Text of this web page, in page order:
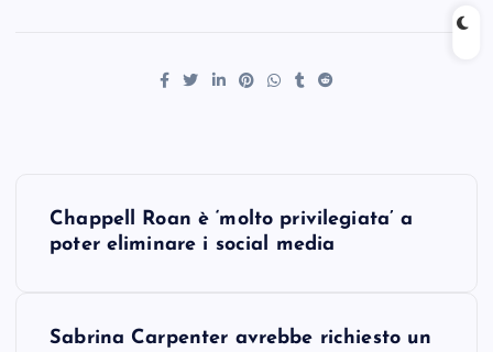
Chappell Roan è ‘molto privilegiata’ a
poter eliminare i social media
Sabrina Carpenter avrebbe richiesto un